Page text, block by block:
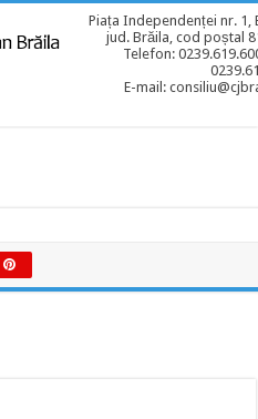
Piața Independenței nr. 1,
jud. Brăila, cod poștal
Telefon:
E-mail: